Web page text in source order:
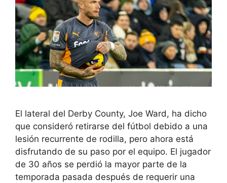
El lateral del Derby County, Joe Ward, ha dicho
que consideró retirarse del fútbol debido a una
lesión recurrente de rodilla, pero ahora está
disfrutando de su paso por el equipo. El jugador
de 30 años se perdió la mayor parte de la
temporada pasada después de requerir una